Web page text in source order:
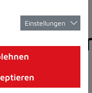
Einstellungen